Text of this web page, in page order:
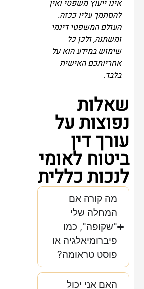
אינו ייעוץ משפטי ואין
להסתמך עליו ככזה.
העולם המשפטי דינמי
ומשתנה, ולכן כל
שימוש במידע הוא על
אחריותכם האישית
בלבד.
שאלות
נפוצות על
עורך דין
ביטוח לאומי
לנכות כללית
מה קורה אם
המחלה שלי
"שקופה", כמו
פיברומיאלגיה או
פוסט טראומה?
האם אני יכול